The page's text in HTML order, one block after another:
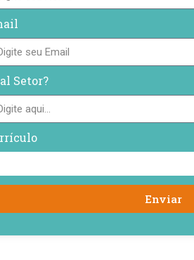
Setor?
Enviar